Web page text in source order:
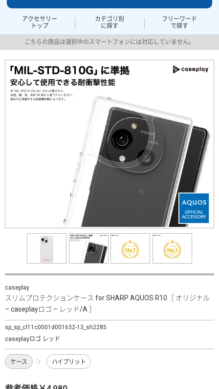
アクセサリー
トップ
カテゴリ別
に探す
フリーワード
で探す
こちらの商品は選択中のスマートフォンには対応していません。
caseplay
スリムプロテクションケース for SHARP AQUOS R10［ オリジナル
– caseplayロゴ – レッド/A ］
sp_sp_cl11c0001d001632-13_sh2285
caseplayロゴ レッド
ケース ハイブリット